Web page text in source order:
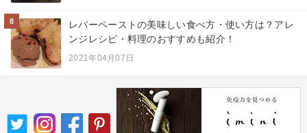
8
レバーペーストの美味しい食べ方・使い方は？アレ
ンジレシピ・料理のおすすめも紹介！
2021年04月07日